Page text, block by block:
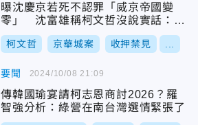
曝沈慶京若死不認罪「威京帝國變
零」 沈富雄稱柯文哲沒說實話：起
訴書寫一半了
柯文哲 京華城案 收押禁見
要聞
傳韓國瑜宴請柯志恩商討2026？羅
智強分析：綠營在南台灣選情緊張了
2024/10/08 21:09